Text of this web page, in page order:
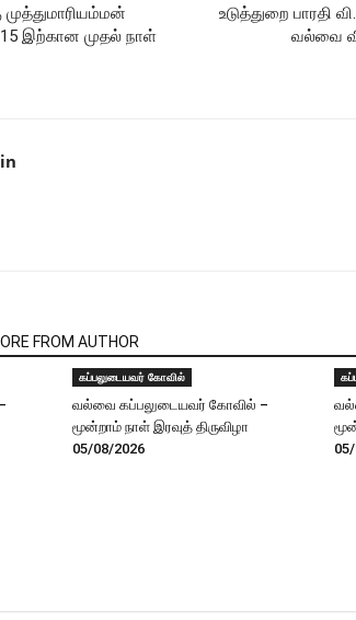
இற்கான முதல் நாள்
உடுத்துறை பாரதி
வல்வை
FROM AUTHOR
கப்பலுடையவர் கோவில்
வல்வை கப்பலுடையவர் கோவில் –
மூன்றாம் நாள் இரவுத் திருவிழா
05/08/2026